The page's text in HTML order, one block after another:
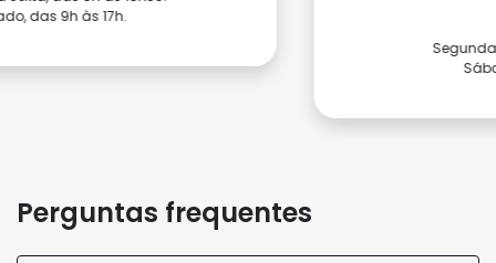
Sábado, das 9h às 17h.
Perguntas frequentes